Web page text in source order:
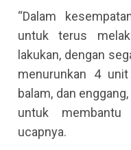
“Dalam
untuk terus
lakukan, dengan
menurunkan 4
balam, dan
untuk membantu
ucapnya.